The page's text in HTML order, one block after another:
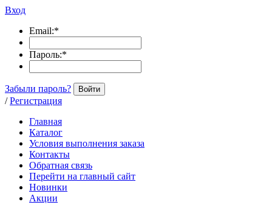
Вход
Email:*
Пароль:*
Забыли пароль? Войти
/ Регистрация
Главная
Каталог
Условия выполнения заказа
Контакты
Обратная связь
Перейти на главный сайт
Новинки
Акции